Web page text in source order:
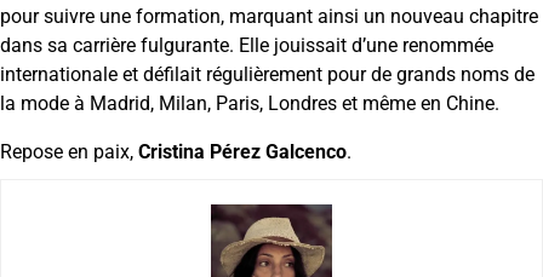
pour suivre une formation, marquant ainsi un nouveau chapitre
dans sa carrière fulgurante. Elle jouissait d’une renommée
internationale et défilait régulièrement pour de grands noms de
la mode à Madrid, Milan, Paris, Londres et même en Chine.
Repose en paix, Cristina Pérez Galcenco.